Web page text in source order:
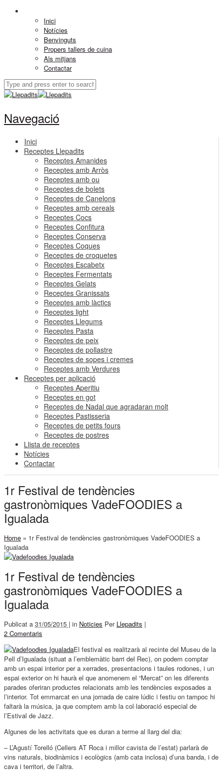
Inici
Notícies
Benvinguts
Propers tallers de cuina
Als mitjans
Contactar
Navegació
Inici
Receptes Llepadits
Receptes Amanides
Receptes amb Arròs
Receptes amb ou
Receptes de bolets
Receptes de Canelons
Receptes amb cereals
Receptes Cocs
Receptes Confitura
Receptes Conserva
Receptes Coques
Receptes de croquetes
Receptes Escabetx
Receptes Fermentats
Receptes Gelats
Receptes Granissats
Receptes amb làctics
Receptes light
Receptes Llegums
Receptes Pasta
Receptes de peix
Receptes de pollastre
Receptes de sopes i cremes
Receptes amb Verdures
Receptes per aplicació
Receptes Aperitiu
Receptes en got
Receptes de Nadal que agradaran molt
Receptes Pastisseria
Receptes de petits fours
Receptes de postres
Llista de receptes
Notícies
Contactar
1r Festival de tendències
gastronòmiques VadeFOODIES a
Igualada
Home » 1r Festival de tendències gastronòmiques VadeFOODIES a
Igualada
1r Festival de tendències
gastronòmiques VadeFOODIES a
Igualada
Publicat a 31/05/2015 | in Noticies Per Llepadits |
2 Comentaris
El festival es realitzarà al recinte del Museu de la
Pell d’Igualada (situat a l’emblemàtic barri del Rec), on podem comptar
amb un espai interior per a xerrades, presentacions i taules rodones, i un
espai exterior on hi haurà el que anomenem el “Mercat” on les diferents
parades oferiran productes relacionats amb les tendències exposades a
l’interior. Tot emmarcat en una jornada de caire lúdic i festiu on tampoc hi
faltarà la música, ja que comptem amb la col·laboració especial de
l’Estival de Jazz.
Algunes de les activitats que es duran a terme al llarg del dia:
– L’Agustí Torelló (Cellers AT Roca i millor cavista de l’estat) parlarà de
vins naturals, biodinàmics i ecològics (amb cata inclosa) d’una banda, i de
cava i territori, de l’altra.